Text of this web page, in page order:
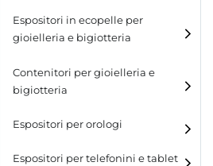
Espositori in ecopelle per
gioielleria e bigiotteria
Contenitori per gioielleria e
bigiotteria
Espositori per orologi
Espositori per telefonini e tablet